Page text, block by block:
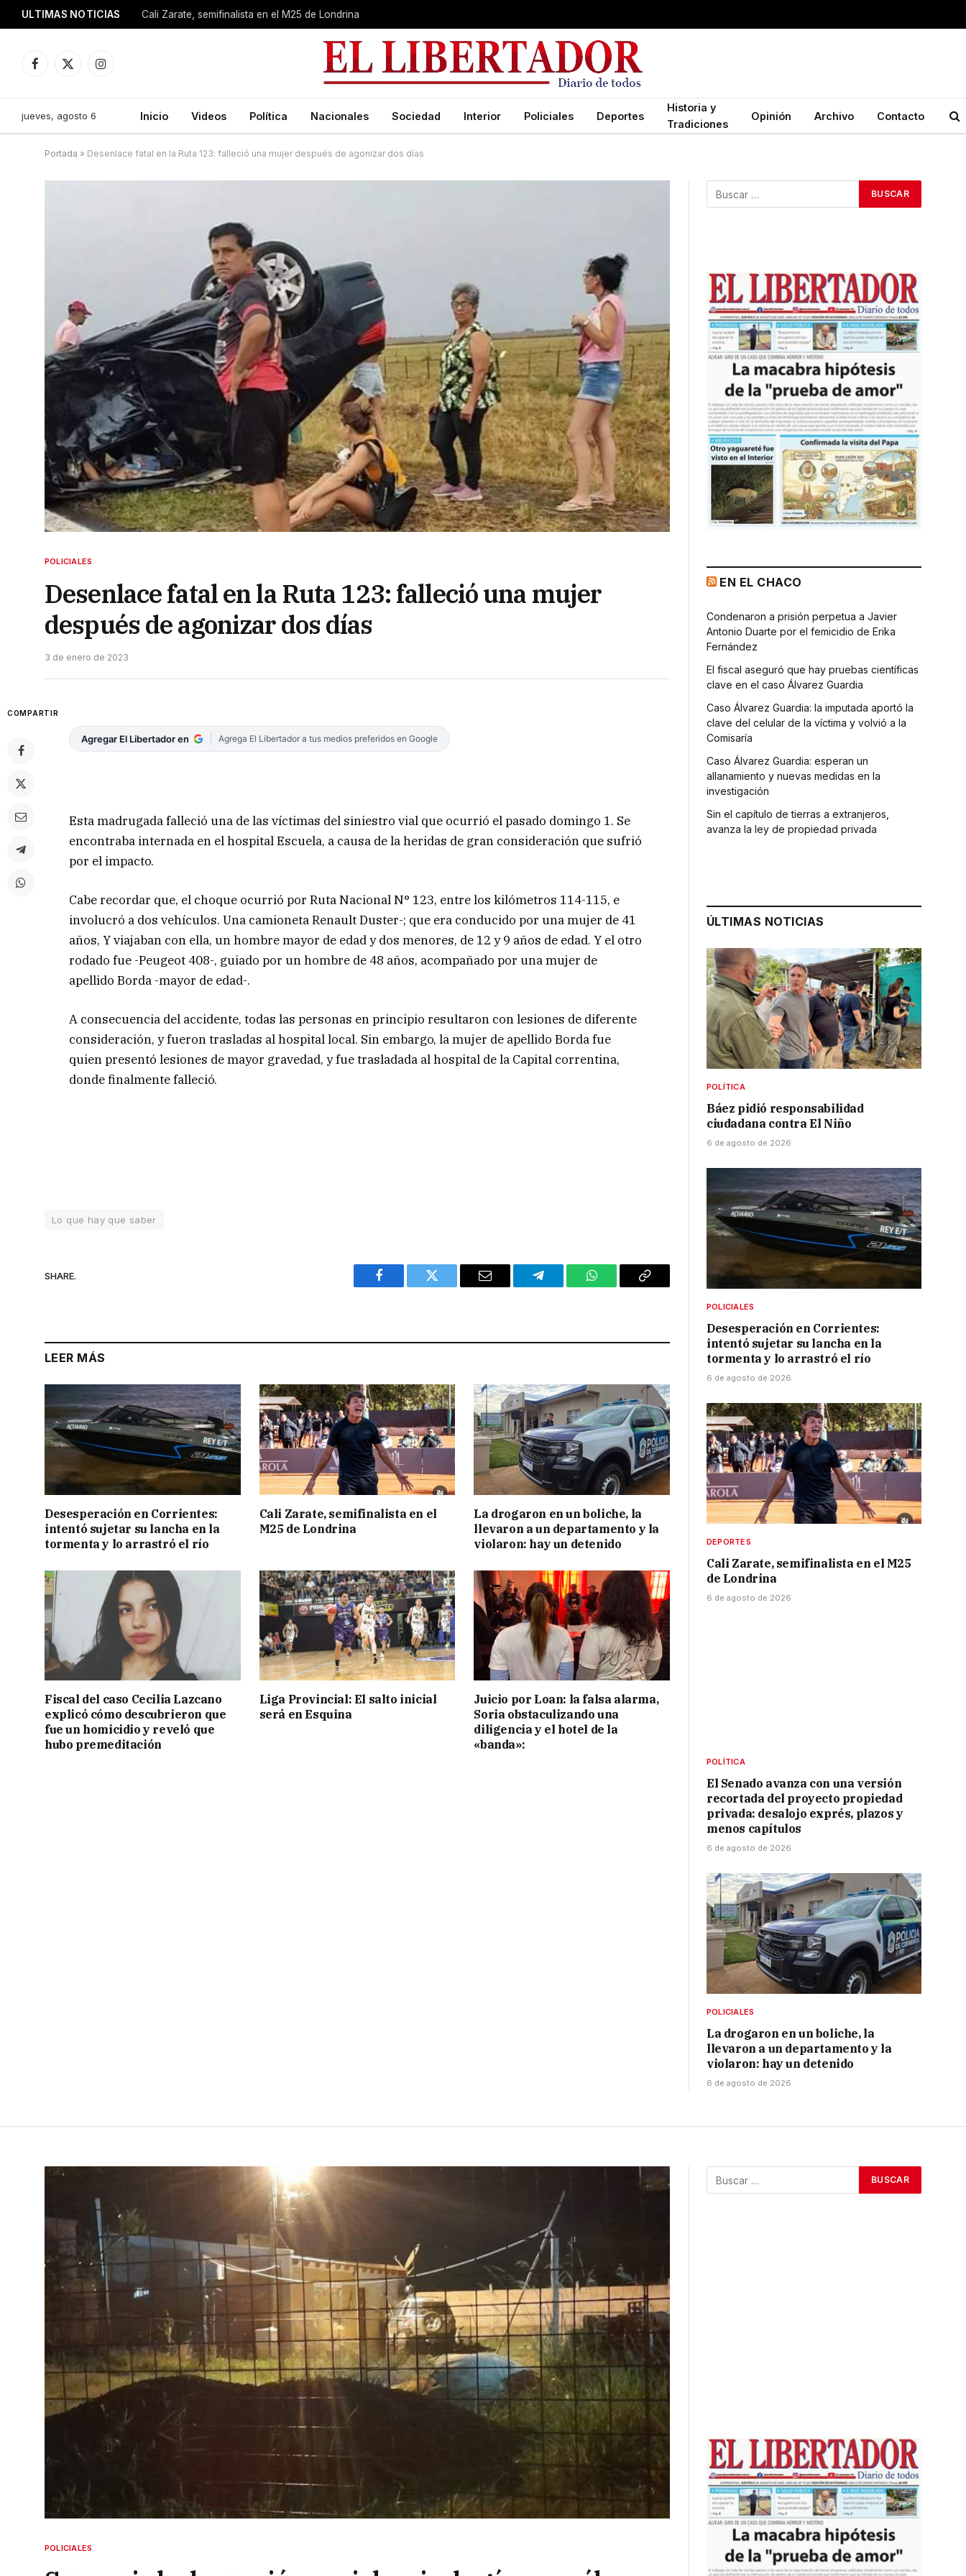
ULTIMAS NOTICIAS Cali Zarate, semifinalista en el M25 de Londrina
Facebook
X
Instagram
jueves, agosto 6 Inicio Videos Política Nacionales Sociedad Interior Policiales Deportes
Historia y
Tradiciones
Opinión Archivo Contacto
Portada » Desenlace fatal en la Ruta 123: falleció una mujer después de agonizar dos días
POLICIALES
Desenlace fatal en la Ruta 123: falleció una mujer
después de agonizar dos días
3 de enero de 2023
COMPARTIR
Agregar El Libertador en Agrega El Libertador a tus medios preferidos en Google
Esta madrugada falleció una de las víctimas del siniestro vial que ocurrió el pasado domingo 1. Se
encontraba internada en el hospital Escuela, a causa de la heridas de gran consideración que sufrió
por el impacto.
Cabe recordar que, el choque ocurrió por Ruta Nacional N° 123, entre los kilómetros 114-115, e
involucró a dos vehículos. Una camioneta Renault Duster-; que era conducido por una mujer de 41
años, Y viajaban con ella, un hombre mayor de edad y dos menores, de 12 y 9 años de edad. Y el otro
rodado fue -Peugeot 408-, guiado por un hombre de 48 años, acompañado por una mujer de
apellido Borda -mayor de edad-.
A consecuencia del accidente, todas las personas en principio resultaron con lesiones de diferente
consideración, y fueron trasladas al hospital local. Sin embargo, la mujer de apellido Borda fue
quien presentó lesiones de mayor gravedad, y fue trasladada al hospital de la Capital correntina,
donde finalmente falleció.
Lo que hay que saber
SHARE.
Facebook Twitter Email Telegram WhatsAppCopy
LEER MÁS
Desesperación en Corrientes:
intentó sujetar su lancha en la
tormenta y lo arrastró el río
Cali Zarate, semifinalista en el
M25 de Londrina
La drogaron en un boliche, la
llevaron a un departamento y la
violaron: hay un detenido
Fiscal del caso Cecilia Lazcano
explicó cómo descubrieron que
fue un homicidio y reveló que
hubo premeditación
Liga Provincial: El salto inicial
será en Esquina
Juicio por Loan: la falsa alarma,
Soria obstaculizando una
diligencia y el hotel de la
«banda»:
EN EL CHACO
Condenaron a prisión perpetua a Javier
Antonio Duarte por el femicidio de Erika
Fernández
El fiscal aseguró que hay pruebas científicas
clave en el caso Álvarez Guardia
Caso Álvarez Guardia: la imputada aportó la
clave del celular de la víctima y volvió a la
Comisaría
Caso Álvarez Guardia: esperan un
allanamiento y nuevas medidas en la
investigación
Sin el capítulo de tierras a extranjeros,
avanza la ley de propiedad privada
ÚLTIMAS NOTICIAS
POLÍTICA
Báez pidió responsabilidad
ciudadana contra El Niño
6 de agosto de 2026
POLICIALES
Desesperación en Corrientes:
intentó sujetar su lancha en la
tormenta y lo arrastró el río
6 de agosto de 2026
DEPORTES
Cali Zarate, semifinalista en el M25
de Londrina
6 de agosto de 2026
POLÍTICA
El Senado avanza con una versión
recortada del proyecto propiedad
privada: desalojo exprés, plazos y
menos capítulos
6 de agosto de 2026
POLICIALES
La drogaron en un boliche, la
llevaron a un departamento y la
violaron: hay un detenido
6 de agosto de 2026
POLICIALES